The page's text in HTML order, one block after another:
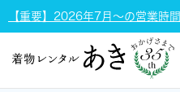
【重要】2026年7月～の営業時間